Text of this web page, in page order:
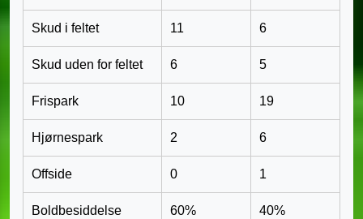
Skud i feltet 11 6
Skud uden for feltet 6 5
Frispark 10 19
Hjørnespark 2 6
Offside 0 1
Boldbesiddelse 60% 40%